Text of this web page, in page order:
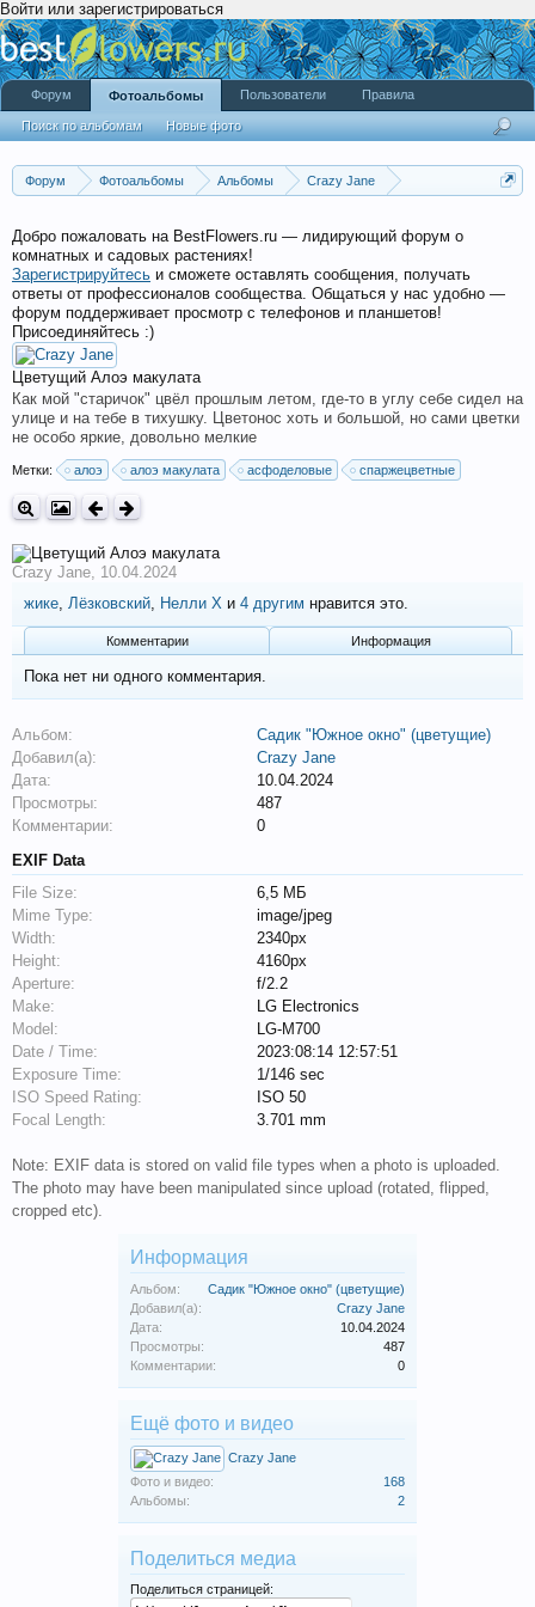
Войти или зарегистрироваться
Форум Фотоальбомы Альбомы
Crazy Jane
Добро пожаловать на BestFlowers.ru — лидирующий форум о
комнатных и садовых растениях!
Зарегистрируйтесь и сможете оставлять сообщения, получать
ответы от профессионалов сообщества. Общаться у нас удобно —
форум поддерживает просмотр с телефонов и планшетов!
Присоединяйтесь :)
Цветущий Алоэ макулата
Как мой "старичок" цвёл прошлым летом, где-то в углу себе сидел на
улице и на тебе в тихушку. Цветонос хоть и большой, но сами цветки
не особо яркие, довольно мелкие
Метки: алоэ алоэ макулата асфоделовые спаржецветные
Crazy Jane, 10.04.2024
жике, Лёзковский, Нелли Х и 4 другим нравится это.
Комментарии Информация
Пока нет ни одного комментария.
Альбом:
Садик "Южное окно" (цветущие)
Добавил(а):
Crazy Jane
Дата:
10.04.2024
Просмотры:
487
Комментарии:
0
EXIF Data
File Size:
6,5 МБ
Mime Type:
image/jpeg
Width:
2340px
Height:
4160px
Aperture:
f/2.2
Make:
LG Electronics
Model:
LG-M700
Date / Time:
2023:08:14 12:57:51
Exposure Time:
1/146 sec
ISO Speed Rating:
ISO 50
Focal Length:
3.701 mm
Note: EXIF data is stored on valid file types when a photo is uploaded.
The photo may have been manipulated since upload (rotated, flipped,
cropped etc).
Информация
Альбом:
Садик "Южное окно" (цветущие)
Добавил(а):
Crazy Jane
Дата:
10.04.2024
Просмотры:
487
Комментарии:
0
Ещё фото и видео
Crazy Jane
Фото и видео:
168
Альбомы:
2
Поделиться медиа
Поделиться страницей:
Форум Фотоальбомы
Поиск по альбомам Новые фото
Пользователи Правила